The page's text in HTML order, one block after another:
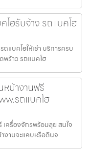
โฮรับจ้าง รถแบคโฮ
แบคโฮให้เช่า บริการครบ
พร้าว รถแบคโฮ
น้างานฟรี
รถแบคโฮ
ครื่องจักรพร้อมลุย สนใจ
งานจะแคบหรือดินจ